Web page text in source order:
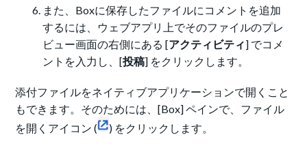
また、Boxに保存したファイルにコメントを追加
するには、ウェブアプリ上でそのファイルのプレ
ビュー画面の右側にある [アクティビティ] でコメ
ントを入力し、[投稿] をクリックします。
添付ファイルをネイティブアプリケーションで開くこと
もできます。そのためには、[Box] ペインで、ファイル
を開くアイコン (
) をクリックします。